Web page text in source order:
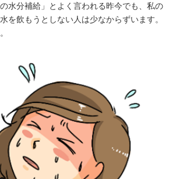
の水分補給」とよく言われる昨今でも、私の
を飲もうとしない人は少なからずいます。